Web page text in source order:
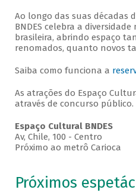
Ao longo das suas décadas
BNDES celebra a
brasileira, abrindo espaço
renomados, quanto novos
Saiba como funciona a
As atrações do Espaço
através de concurso público.
Espaço Cultural BNDES
Av, Chile, 100 - Centro
Próximo ao metrô Carioca
Próximos